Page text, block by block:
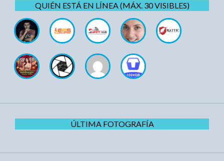
QUIÉN ESTÁ EN LÍNEA (MÁX. 30 VISIBLES)
ÚLTIMA FOTOGRAFÍA